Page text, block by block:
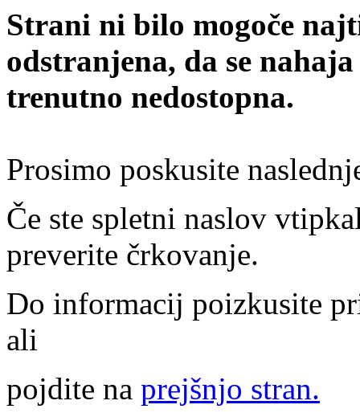
Strani ni bilo mogoče
odstranjena, da se
trenutno nedostopna.
Prosimo poskusite
Če ste spletni naslov
preverite črkovanje.
Do informacij poizkusite
ali
pojdite na prejšnjo stran.